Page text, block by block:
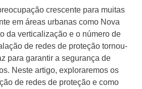
crescente para muitas
em áreas urbanas como Nova
da verticalização e o número de
de redes de proteção tornou-
para garantir a segurança de
Neste artigo, exploraremos os
de redes de proteção e como